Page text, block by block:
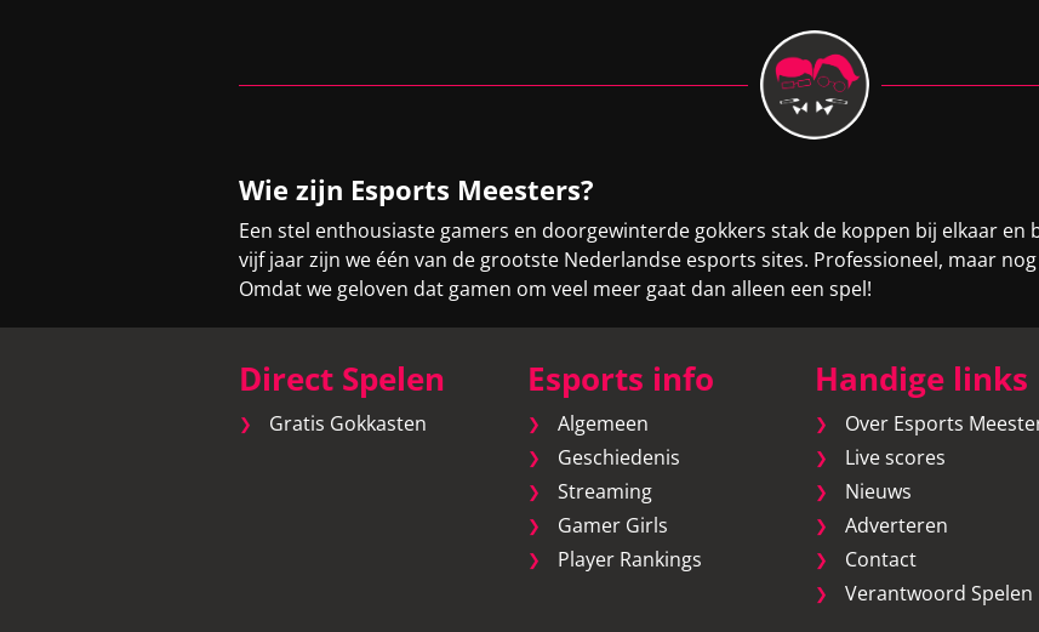
Wie zijn Esports Meesters?
Een stel enthousiaste gamers en doorgewinterde gokkers stak de koppen bij elkaar en
vijf jaar zijn we één van de grootste Nederlandse esports sites. Professioneel, maar
Omdat we geloven dat gamen om veel meer gaat dan alleen een spel!
Direct Spelen
Gratis Gokkasten
Esports info
Algemeen
Geschiedenis
Streaming
Gamer Girls
Player Rankings
Handige links
Over Esports
Live scores
Nieuws
Adverteren
Contact
Verantwoord Spelen